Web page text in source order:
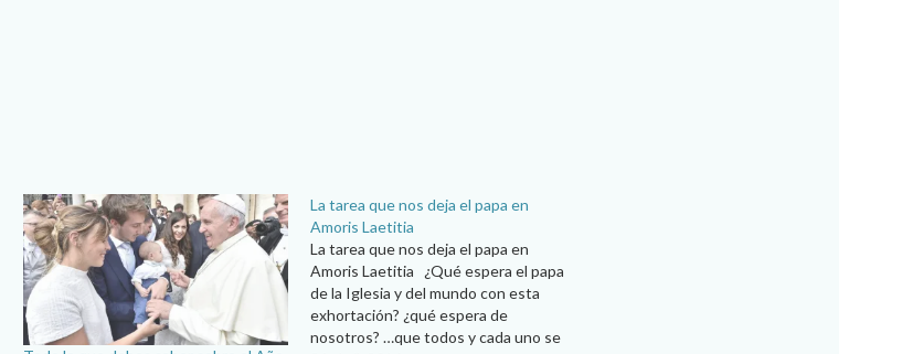
La tarea que nos deja el papa en
Amoris Laetitia
La tarea que nos deja el papa en
Amoris Laetitia ¿Qué espera el papa
de la Iglesia y del mundo con esta
exhortación? ¿qué espera de
nosotros? …que todos y cada uno se